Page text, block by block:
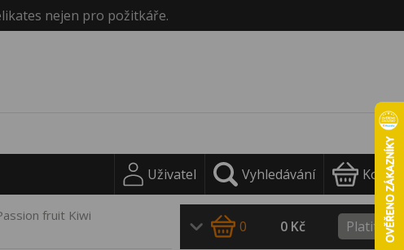
nejen pro požitkáře.
Uživatel Vyhledávání Košík
fruit Kiwi
0 0 Kč Platit